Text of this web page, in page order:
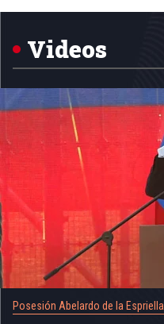
1
Videos
Posesión Abelardo de la Espriella